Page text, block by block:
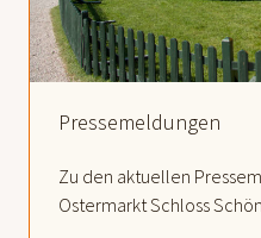
Pressemeldungen
Zu den aktuellen
Ostermarkt Schloss